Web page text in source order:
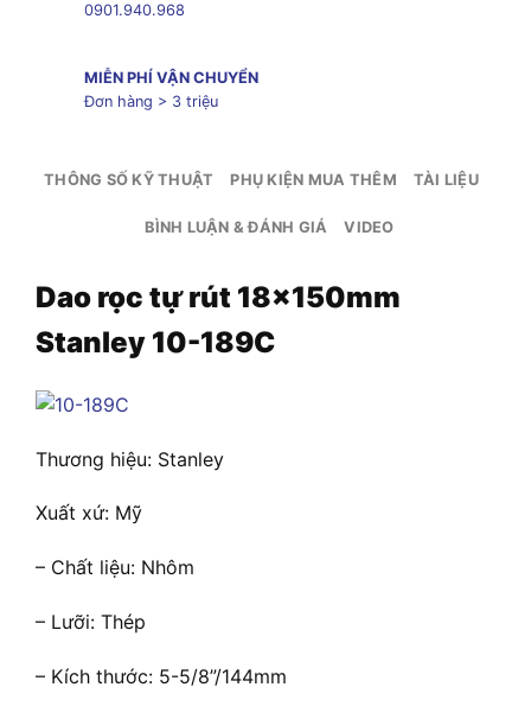
0901.940.968
MIỄN PHÍ VẬN CHUYỂN
Đơn hàng > 3 triệu
THÔNG SỐ KỸ THUẬT PHỤ KIỆN MUA THÊM TÀI LIỆU
BÌNH LUẬN & ĐÁNH GIÁ VIDEO
Dao rọc tự rút 18x150mm
Stanley 10-189C
Thương hiệu: Stanley
Xuất xứ: Mỹ
– Chất liệu: Nhôm
– Lưỡi: Thép
– Kích thước: 5-5/8”/144mm